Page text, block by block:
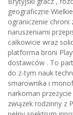
geograficzne
ograniczenie chroni
naruszeniami
całkowicie wraz
platforma broni
dostawców . To
do z-tym nauk
smarownika i
narkoman
związek rodzinny z